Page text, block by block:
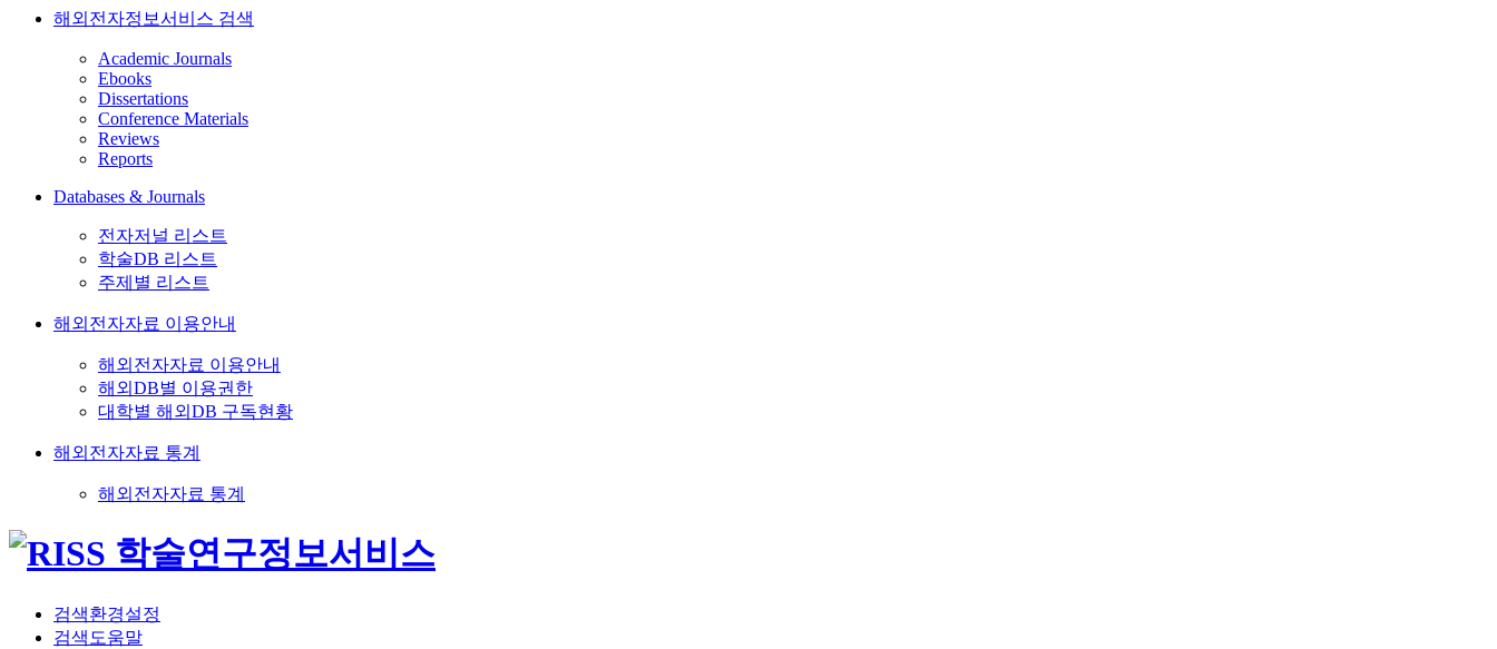
해외전자정보서비스 검색
Academic Journals
Ebooks
Dissertations
Conference Materials
Reviews
Reports
Databases & Journals
전자저널 리스트
학술DB 리스트
주제별 리스트
해외전자자료 이용안내
해외전자자료 이용안내
해외DB별 이용권한
대학별 해외DB 구독현황
해외전자자료 통계
해외전자자료 통계
검색환경설정
검색도움말